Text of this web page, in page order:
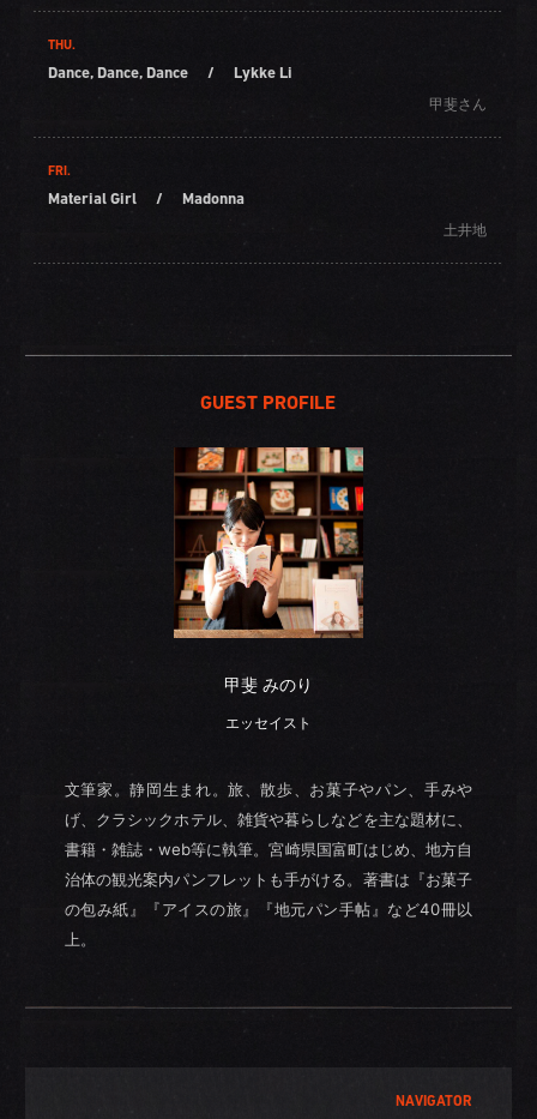
THU.
Dance, Dance, Dance / Lykke Li
甲斐さん
FRI.
Material Girl / Madonna
土井地
GUEST PROFILE
甲斐 みのり
エッセイスト
文筆家。静岡生まれ。旅、散歩、お菓子やパン、手みや
げ、クラシックホテル、雑貨や暮らしなどを主な題材に、
書籍・雑誌・web等に執筆。宮崎県国富町はじめ、地方自
治体の観光案内パンフレットも手がける。著書は『お菓子
の包み紙』『アイスの旅』『地元パン手帖』など40冊以
上。
NAVIGATOR